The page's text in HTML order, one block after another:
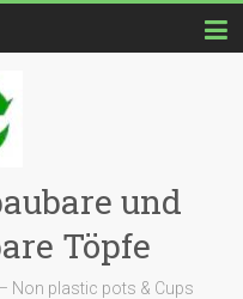
und
Töpfe
Non plastic pots & Cups